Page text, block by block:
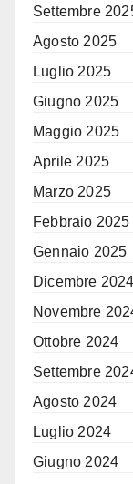
Settembre
Agosto 2025
Luglio 2025
Giugno 2025
Maggio 2025
Aprile 2025
Marzo 2025
Febbraio 2025
Gennaio 2025
Dicembre 2024
Novembre
Ottobre 2024
Settembre
Agosto 2024
Luglio 2024
Giugno 2024